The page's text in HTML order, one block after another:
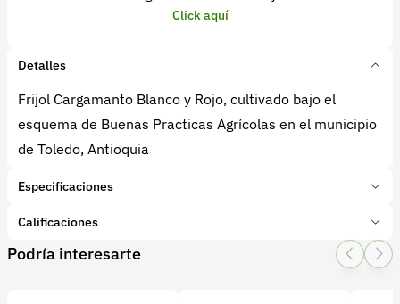
Click aquí
Detalles
Frijol Cargamanto Blanco y Rojo, cultivado bajo el
esquema de Buenas Practicas Agrícolas en el municipio
de Toledo, Antioquia
Especificaciones
Marca:
frijol
Tipo de producto:Producto final
Calificaciones
1 Star
2 Star
3 Star4 Star
Podría interesarte